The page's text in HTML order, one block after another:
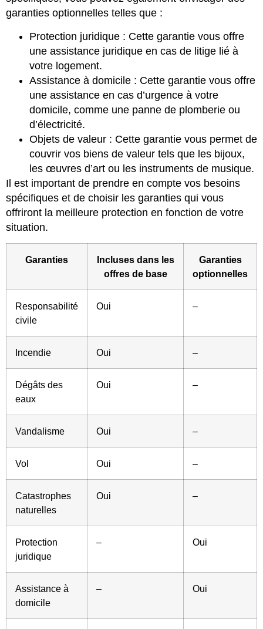
garanties optionnelles telles que :
Protection juridique : Cette garantie vous offre
une assistance juridique en cas de litige lié à
votre logement.
Assistance à domicile : Cette garantie vous offre
une assistance en cas d’urgence à votre
domicile, comme une panne de plomberie ou
d’électricité.
Objets de valeur : Cette garantie vous permet de
couvrir vos biens de valeur tels que les bijoux,
les œuvres d’art ou les instruments de musique.
Il est important de prendre en compte vos besoins
spécifiques et de choisir les garanties qui vous
offriront la meilleure protection en fonction de votre
situation.
Garanties
Incluses dans les
offres de base
Garanties
optionnelles
Responsabilité
civile
Oui –
Incendie Oui –
Dégâts des
eaux
Oui –
Vandalisme Oui –
Vol Oui –
Catastrophes
naturelles
Oui –
Protection
juridique
– Oui
Assistance à
domicile
– Oui